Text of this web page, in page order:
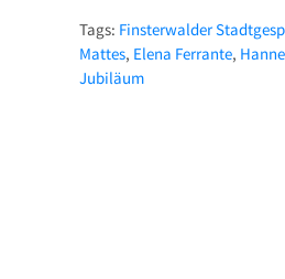
Tags: Finsterwalder
Mattes, Elena Ferrante,
Jubiläum